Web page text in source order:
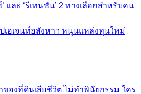
และ ‘รีเทนชัน’ 2 ทางเลือกสำหรับคน
ปเอเจนท์อสังหาฯ หนุนแหล่งทุนใหม่